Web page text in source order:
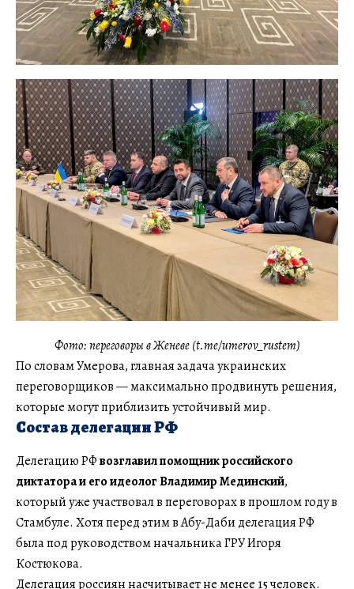
Фото: переговоры в Женеве (t.me/umerov_rustem)
По словам Умерова, главная задача украинских
переговорщиков — максимально продвинуть решения,
которые могут приблизить устойчивый мир.
Состав делегации РФ
Делегацию РФвозглавил помощник российского
диктатора и его идеолог Владимир Мединский,
который уже участвовал в переговорах в прошлом году в
Стамбуле. Хотя перед этим в Абу-Даби делегация РФ
была под руководством начальника ГРУ Игоря
Костюкова.
Делегация россиян насчитывает не менее 15 человек.